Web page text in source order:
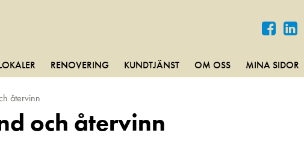
RENOVERING KUNDTJÄNST OM OSS MINA SIDOR
återvinn
och återvinn